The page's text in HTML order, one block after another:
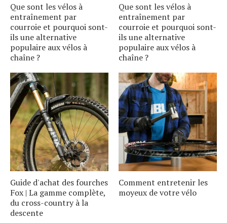
Que sont les vélos à
entraînement par
courroie et pourquoi sont-
ils une alternative
populaire aux vélos à
chaîne ?
Que sont les vélos à
entraînement par
courroie et pourquoi sont-
ils une alternative
populaire aux vélos à
chaîne ?
Guide d'achat des fourches
Fox | La gamme complète,
du cross-country à la
descente
Comment entretenir les
moyeux de votre vélo